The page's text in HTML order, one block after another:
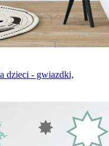
dzieci - gwiazdki,